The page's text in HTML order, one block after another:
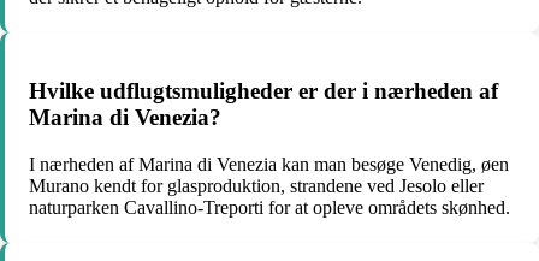
Hvilke udflugtsmuligheder er der i nærheden af
Marina di Venezia?
I nærheden af Marina di Venezia kan man besøge Venedig, øen
Murano kendt for glasproduktion, strandene ved Jesolo eller
naturparken Cavallino-Treporti for at opleve områdets skønhed.